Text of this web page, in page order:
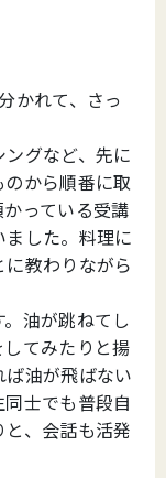
かれて、さっ
グなど、先に
から順番に取
っている受講
した。料理に
教わりながら
油が跳ねてし
てみたりと揚
油が飛ばない
士でも普段自
、会話も活発